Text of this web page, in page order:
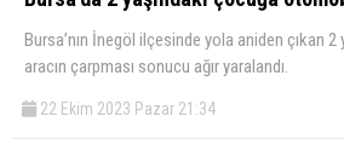
Bursa’nın İnegöl ilçesinde yola aniden çıkan
aracın çarpması sonucu ağır yaralandı.
22 Ekim 2023 Pazar 21:34